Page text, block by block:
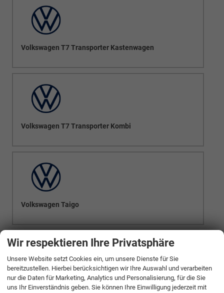
Volkswagen T7 Transporter Kastenwagen
Volkswagen T7 Transporter Kombi
Volkswagen Taigo
Volkswagen Tayron
Wir respektieren Ihre Privatsphäre
Unsere Website setzt Cookies ein, um unsere Dienste für Sie
bereitzustellen. Hierbei berücksichtigen wir Ihre Auswahl und verarbeiten
nur die Daten für Marketing, Analytics und Personalisierung, für die Sie
uns Ihr Einverständnis geben. Sie können Ihre Einwilligung jederzeit mit